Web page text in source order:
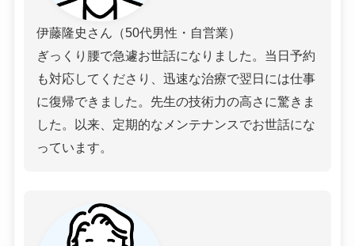
伊藤隆史さん（50代男性・自営業）
ぎっくり腰で急遽お世話になりました。当日予約
も対応してくださり、迅速な治療で翌日には仕事
に復帰できました。先生の技術力の高さに驚きま
した。以来、定期的なメンテナンスでお世話にな
っています。